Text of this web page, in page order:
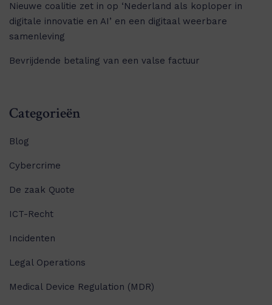
Nieuwe coalitie zet in op ‘Nederland als koploper in
digitale innovatie en AI’ en een digitaal weerbare
samenleving
Bevrijdende betaling van een valse factuur
Categorieën
Blog
Cybercrime
De zaak Quote
ICT-Recht
Incidenten
Legal Operations
Medical Device Regulation (MDR)